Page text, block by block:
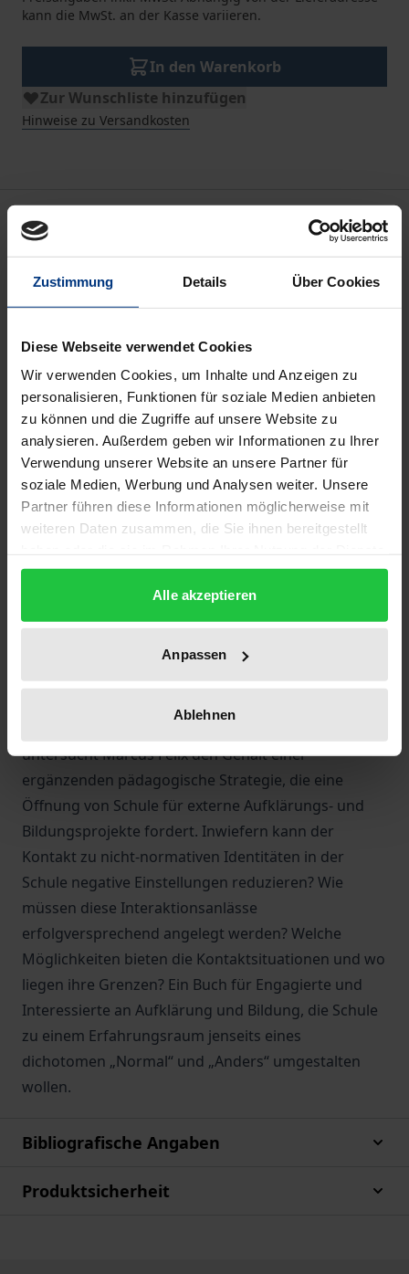
Zustimmung Details Über Cookies
Diese Webseite verwendet Cookies
Wir verwenden Cookies, um Inhalte und Anzeigen zu
personalisieren, Funktionen für soziale Medien anbieten
zu können und die Zugriffe auf unsere Website zu
analysieren. Außerdem geben wir Informationen zu Ihrer
Verwendung unserer Website an unsere Partner für
soziale Medien, Werbung und Analysen weiter. Unsere
Partner führen diese Informationen möglicherweise mit
weiteren Daten zusammen, die Sie ihnen bereitgestellt
gesammelt haben.
Alle akzeptieren
Anpassen
Ablehnen
kann die MwSt. an der Kasse variieren.
In den Warenkorb
Zur Wunschliste hinzufügen
Hinweise zu Versandkosten
Lebensrealität der Lernenden zu entfernen – das ist
muss im Fokus aktueller Bildungsdebatten stehen –
das ist ebenso breiter Konsens. Das Bestreben,
Lernende in der Entwicklung von Individualität,
Selbstvertrauen und Eigenverantwortung zu
fördern, indem vielfältige sexuelle und
geschlechtliche Identitäten in der Schulbildung
implementiert und gleichwertig thematisiert
werden, trifft allerdings noch immer auf
Schulgesetze, Lehrpläne und Lernmaterialien
verdeutlicht: Lesbische, schwule, bisexuelle,
transidente, intergeschlechtliche und queere
Lebensformen (kurz: LSBTIQ*) finden in der Schule
keinesfalls adäquat Erwähnung, Lehrkräfte sind
untersucht Marcus Felix den Gehalt einer
ergänzenden pädagogische Strategie, die eine
Öffnung von Schule für externe Aufklärungs- und
Bildungsprojekte fordert. Inwiefern kann der
Kontakt zu nicht-normativen Identitäten in der
Schule negative Einstellungen reduzieren? Wie
müssen diese Interaktionsanlässe
erfolgversprechend angelegt werden? Welche
Möglichkeiten bieten die Kontaktsituationen und wo
liegen ihre Grenzen? Ein Buch für Engagierte und
Interessierte an Aufklärung und Bildung, die Schule
zu einem Erfahrungsraum jenseits eines
dichotomen „Normal“ und „Anders“ umgestalten
wollen.
Bibliografische Angaben
Produktsicherheit